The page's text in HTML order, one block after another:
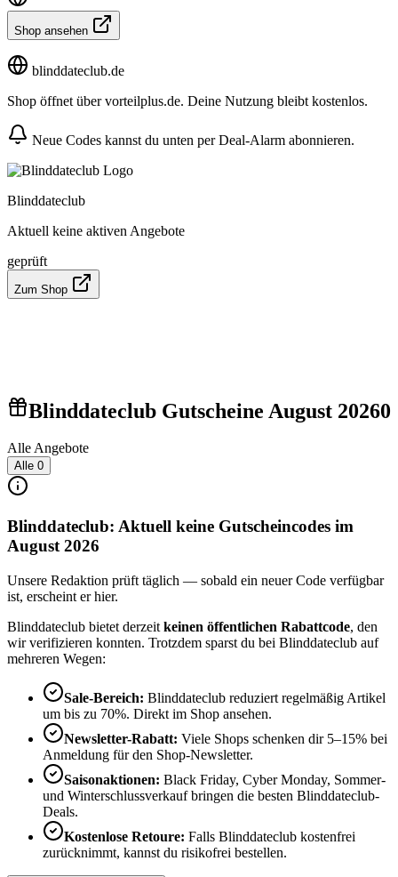
Shop ansehen
blinddateclub.de
Shop öffnet über vorteilplus.de. Deine Nutzung bleibt kostenlos.
Neue Codes kannst du unten per Deal-Alarm abonnieren.
Blinddateclub
Aktuell keine aktiven Angebote
geprüft
Zum Shop
Blinddateclub Gutscheine August 20260
Alle Angebote
Alle 0
Blinddateclub: Aktuell keine Gutscheincodes im
August 2026
Unsere Redaktion prüft täglich — sobald ein neuer Code verfügbar
ist, erscheint er hier.
Blinddateclub bietet derzeit keinen öffentlichen Rabattcode, den
wir verifizieren konnten. Trotzdem sparst du bei Blinddateclub auf
mehreren Wegen:
Sale-Bereich: Blinddateclub reduziert regelmäßig Artikel
um bis zu 70%. Direkt im Shop ansehen.
Newsletter-Rabatt: Viele Shops schenken dir 5–15% bei
Anmeldung für den Shop-Newsletter.
Saisonaktionen: Black Friday, Cyber Monday, Sommer-
und Winterschlussverkauf bringen die besten Blinddateclub-
Deals.
Kostenlose Retoure: Falls Blinddateclub kostenfrei
zurücknimmt, kannst du risikofrei bestellen.